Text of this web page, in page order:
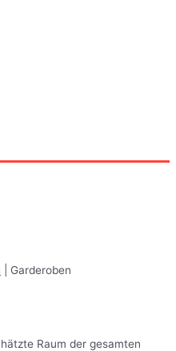
Garderoben
Raum der gesamten